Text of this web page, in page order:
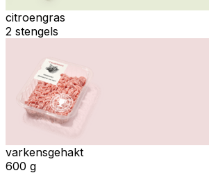
citroengras
2 stengels
varkensgehakt
600 g